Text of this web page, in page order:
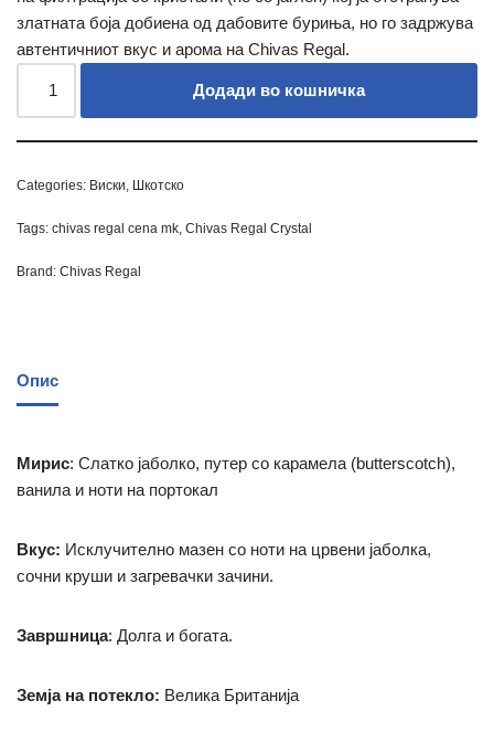
златната боја добиена од дабовите буриња, но го задржува
автентичниот вкус и арома на Chivas Regal.
Додади во кошничка
Categories: Виски, Шкотско
Tags: chivas regal cena mk, Chivas Regal Crystal
Brand: Chivas Regal
Опис
Мирис: Слатко јаболко, путер со карамела (butterscotch),
ванила и ноти на портокал
Вкус: Исклучително мазен со ноти на црвени јаболка,
сочни круши и загревачки зачини.
Завршница: Долга и богата.
Земја на потекло: Велика Британија